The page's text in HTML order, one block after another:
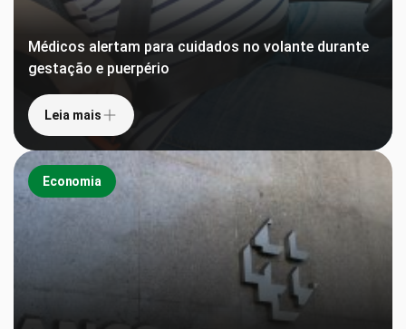
Médicos alertam para cuidados no volante durante
gestação e puerpério
Leia mais
Economia